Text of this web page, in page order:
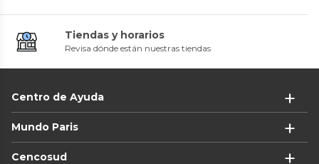
Tiendas y horarios
Revisa dónde están nuestras tiendas
Centro de Ayuda
Mundo Paris
Cencosud